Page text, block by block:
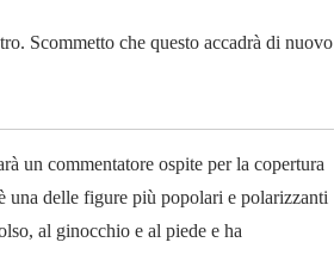
Scommetto che questo accadrà di nuovo
un commentatore ospite per la copertura
delle figure più popolari e polarizzanti
al ginocchio e al piede e ha